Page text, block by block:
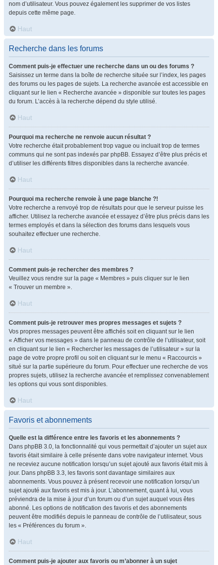
nom d’utilisateur. Vous pouvez également les supprimer de vos listes
depuis cette même page.
Haut
Recherche dans les forums
Comment puis-je effectuer une recherche dans un ou des forums ?
Saisissez un terme dans la boîte de recherche située sur l’index, les pages
des forums ou les pages de sujets. La recherche avancée est accessible en
cliquant sur le lien « Recherche avancée » disponible sur toutes les pages
du forum. L’accès à la recherche dépend du style utilisé.
Haut
Pourquoi ma recherche ne renvoie aucun résultat ?
Votre recherche était probablement trop vague ou incluait trop de termes
communs qui ne sont pas indexés par phpBB. Essayez d’être plus précis et
d’utiliser les différents filtres disponibles dans la recherche avancée.
Haut
Pourquoi ma recherche renvoie à une page blanche ?!
Votre recherche a renvoyé trop de résultats pour que le serveur puisse les
afficher. Utilisez la recherche avancée et essayez d’être plus précis dans les
termes employés et dans la sélection des forums dans lesquels vous
souhaitez effectuer une recherche.
Haut
Comment puis-je rechercher des membres ?
Veuillez vous rendre sur la page « Membres » puis cliquer sur le lien
« Trouver un membre ».
Haut
Comment puis-je retrouver mes propres messages et sujets ?
Vos propres messages peuvent être affichés soit en cliquant sur le lien
« Afficher vos messages » dans le panneau de contrôle de l’utilisateur, soit
en cliquant sur le lien « Rechercher les messages de l’utilisateur » sur la
page de votre propre profil ou soit en cliquant sur le menu « Raccourcis »
situé sur la partie supérieure du forum. Pour effectuer une recherche de vos
propres sujets, utilisez la recherche avancée et remplissez convenablement
les options qui vous sont disponibles.
Haut
Favoris et abonnements
Quelle est la différence entre les favoris et les abonnements ?
Dans phpBB 3.0, la fonctionnalité qui vous permettait d’ajouter un sujet aux
favoris était similaire à celle présente dans votre navigateur internet. Vous
ne receviez aucune notification lorsqu’un sujet ajouté aux favoris était mis à
jour. Dans phpBB 3.3, les favoris sont davantage similaires aux
abonnements. Vous pouvez à présent recevoir une notification lorsqu’un
sujet ajouté aux favoris est mis à jour. L’abonnement, quant à lui, vous
préviendra de la mise à jour d’un forum ou d’un sujet auquel vous êtes
abonné. Les options de notification des favoris et des abonnements
peuvent être modifiés depuis le panneau de contrôle de l’utilisateur, sous
les « Préférences du forum ».
Haut
Comment puis-je ajouter aux favoris ou m’abonner à un sujet